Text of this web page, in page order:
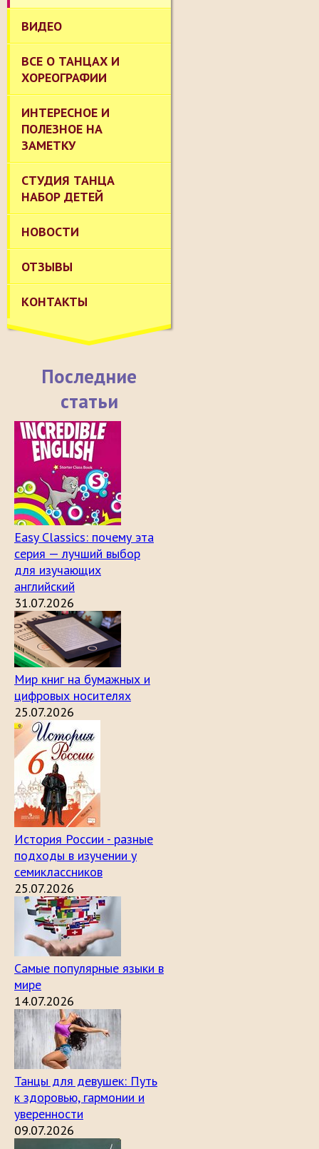
ВИДЕО
ВСЕ О ТАНЦАХ И
ХОРЕОГРАФИИ
ИНТЕРЕСНОЕ И
ПОЛЕЗНОЕ НА
ЗАМЕТКУ
СТУДИЯ ТАНЦА
НАБОР ДЕТЕЙ
НОВОСТИ
ОТЗЫВЫ
КОНТАКТЫ
Последние
статьи
Easy Classics: почему эта
серия — лучший выбор
для изучающих
английский
31.07.2026
Мир книг на бумажных и
цифровых носителях
25.07.2026
История России - разные
подходы в изучении у
семиклассников
25.07.2026
Самые популярные языки в
мире
14.07.2026
Танцы для девушек: Путь
к здоровью, гармонии и
уверенности
09.07.2026